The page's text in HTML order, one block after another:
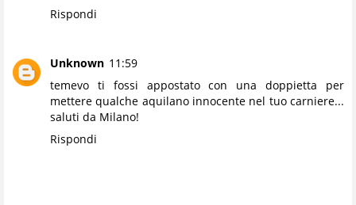
Rispondi
Unknown 11:59
temevo ti fossi appostato con una doppietta per
mettere qualche aquilano innocente nel tuo carniere...
saluti da Milano!
Rispondi